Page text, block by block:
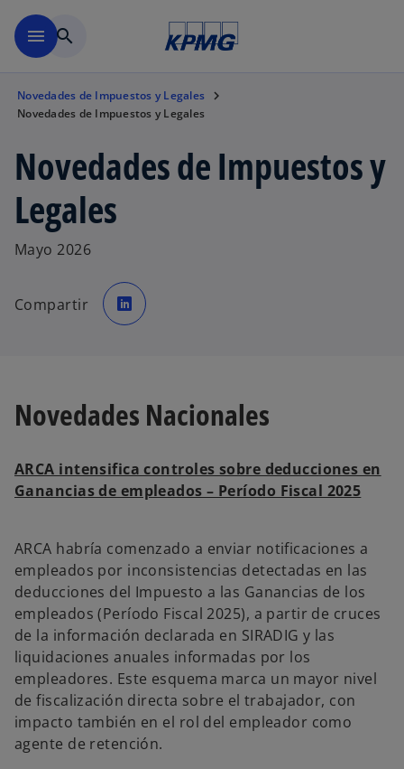
menu search
Novedades de Impuestos y Legales
Novedades de Impuestos y Legales
Novedades de Impuestos y
Legales
Mayo 2026
Compartir e
a
p
e
s
a
n
u
e
Novedades Nacionales
ARCA intensifica controles sobre deducciones en
Ganancias de empleados – Período Fiscal 2025
ARCA habría comenzado a enviar notificaciones a
empleados por inconsistencias detectadas en las
deducciones del Impuesto a las Ganancias de los
empleados (Período Fiscal 2025), a partir de cruces
de la información declarada en SIRADIG y las
liquidaciones anuales informadas por los
empleadores. Este esquema marca un mayor nivel
de fiscalización directa sobre el trabajador, con
impacto también en el rol del empleador como
agente de retención.